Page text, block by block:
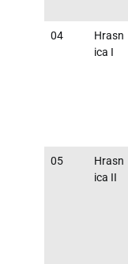
04
Hrasn
ica I
05
Hrasn
ica II